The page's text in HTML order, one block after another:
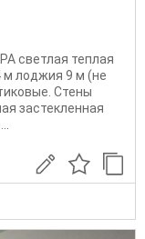
светлая теплая
м лоджия 9 м (не
Стены
застекленная